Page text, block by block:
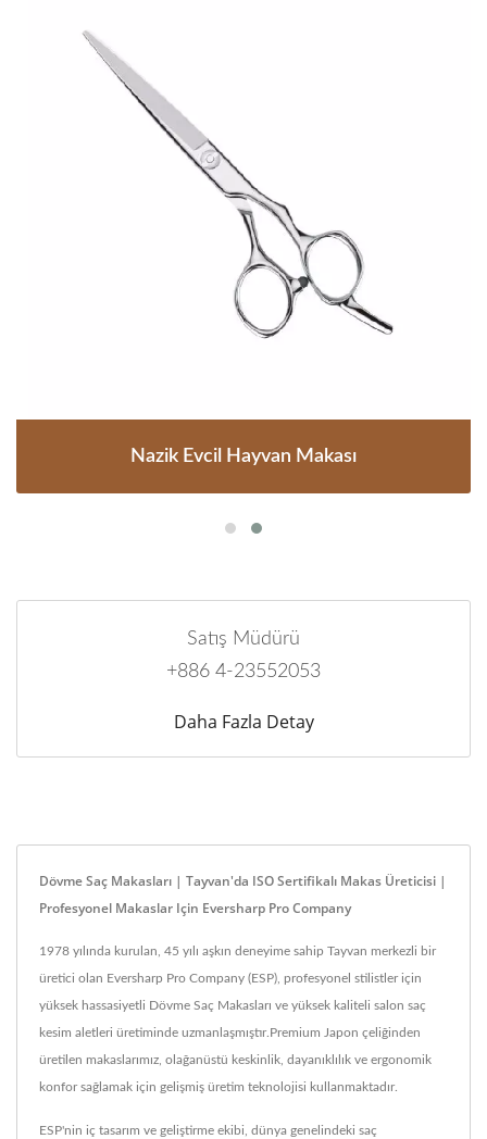
Nazik Evcil Hayvan Makası
Satış Müdürü
+886 4-23552053
Daha Fazla Detay
Dövme Saç Makasları | Tayvan'da ISO Sertifikalı Makas Üreticisi |
Profesyonel Makaslar Için Eversharp Pro Company
1978 yılında kurulan, 45 yılı aşkın deneyime sahip Tayvan merkezli bir
üretici olan Eversharp Pro Company (ESP), profesyonel stilistler için
yüksek hassasiyetli Dövme Saç Makasları ve yüksek kaliteli salon saç
kesim aletleri üretiminde uzmanlaşmıştır.Premium Japon çeliğinden
üretilen makaslarımız, olağanüstü keskinlik, dayanıklılık ve ergonomik
konfor sağlamak için gelişmiş üretim teknolojisi kullanmaktadır.
ESP'nin iç tasarım ve geliştirme ekibi, dünya genelindeki saç